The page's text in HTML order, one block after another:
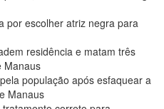
por escolher atriz negra para
residência e matam três
Manaus
população após esfaquear a
Manaus